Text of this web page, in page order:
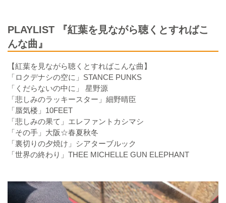
PLAYLIST 『紅葉を見ながら聴くとすればこ
んな曲』
【紅葉を見ながら聴くとすればこんな曲】
「ロクデナシの空に」STANCE PUNKS
「くだらないの中に」 星野源
「悲しみのラッキースター」細野晴臣
「蜃気楼」10FEET
「悲しみの果て」エレファントカシマシ
「その手」大阪☆春夏秋冬
「裏切りの夕焼け」シアターブルック
「世界の終わり」THEE MICHELLE GUN ELEPHANT